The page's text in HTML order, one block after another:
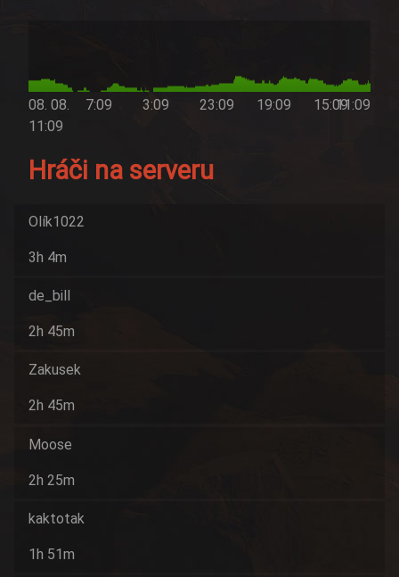
08. 08.
11:09
7:09 3:09 23:09 19:09 15:0911:09
Hráči na serveru
Olík1022
3h 4m
de_bill
2h 45m
Zakusek
2h 45m
Moose
2h 25m
kaktotak
1h 51m